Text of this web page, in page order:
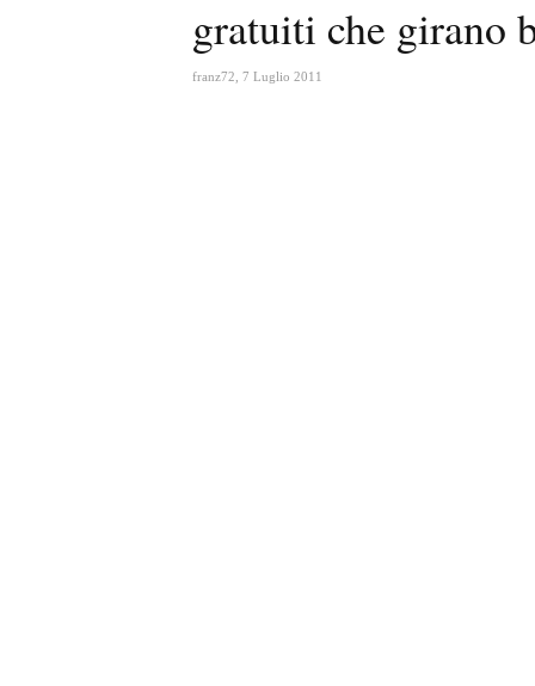
gratuiti che girano
franz72 7 Luglio 2011